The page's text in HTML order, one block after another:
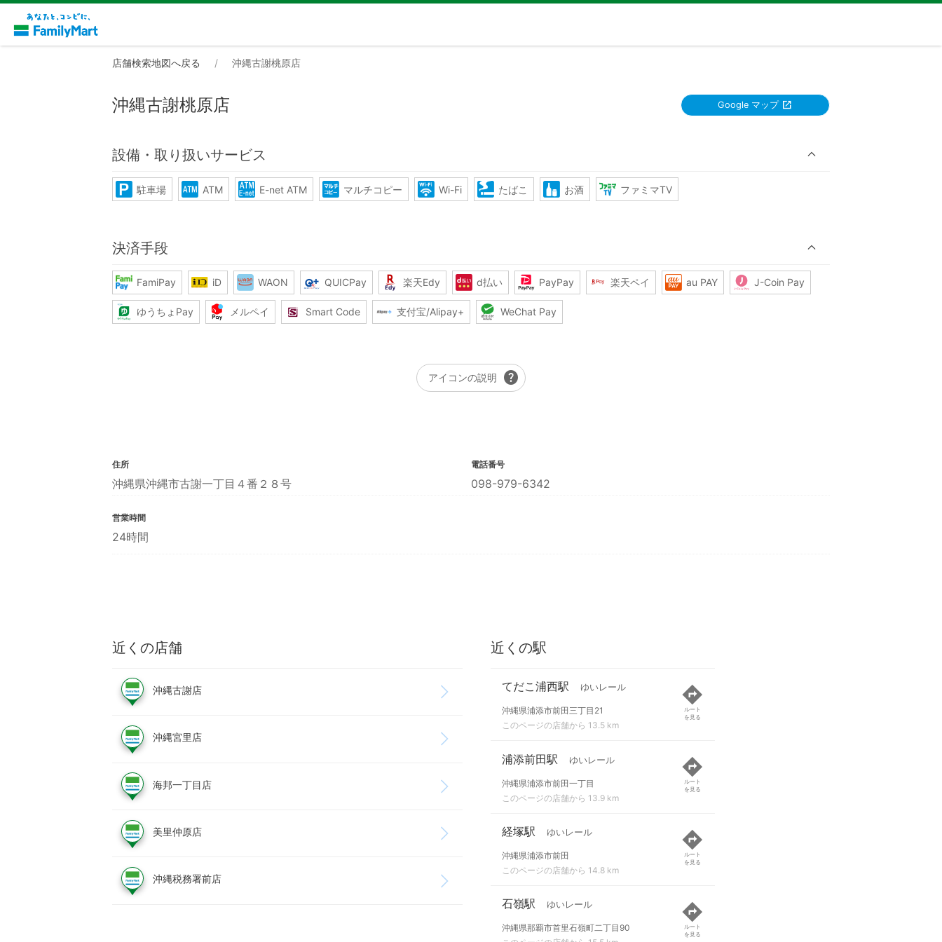
店舗検索地図へ戻る 沖縄古謝桃原店
沖縄古謝桃原店 Google マップ
設備・取り扱いサービス
駐車場 ATM E-net ATM マルチコピー Wi-Fi たばこ お酒 ファミマTV
決済手段
FamiPay iD WAON QUICPay 楽天Edy d払い PayPay 楽天ペイ au PAY J-Coin Pay
ゆうちょPay メルペイ Smart Code 支付宝/Alipay+ WeChat Pay
アイコンの説明 help
住所
沖縄県沖縄市古謝一丁目４番２８号
電話番号
098-979-6342
営業時間
24時間
近くの店舗
沖縄古謝店
沖縄宮里店
海邦一丁目店
美里仲原店
沖縄税務署前店
近くの駅
てだこ浦西駅 ゆいレール
沖縄県浦添市前田三丁目21
このページの店舗から 13.5 km
ルート
を見る
浦添前田駅 ゆいレール
沖縄県浦添市前田一丁目
このページの店舗から 13.9 km
ルート
を見る
経塚駅 ゆいレール
沖縄県浦添市前田
このページの店舗から 14.8 km
ルート
を見る
石嶺駅 ゆいレール
沖縄県那覇市首里石嶺町二丁目90
ルート
を見る